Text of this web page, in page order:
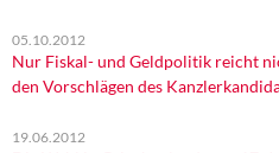
05.10.2012
Nur Fiskal- und Geldpolitik reicht
den Vorschlägen des
19.06.2012